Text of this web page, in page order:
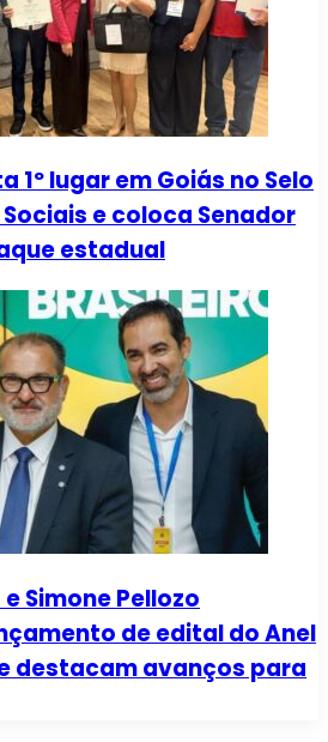
1º lugar em Goiás no Selo
e coloca Senador
estadual
Simone Pellozo
de edital do Anel
destacam avanços para